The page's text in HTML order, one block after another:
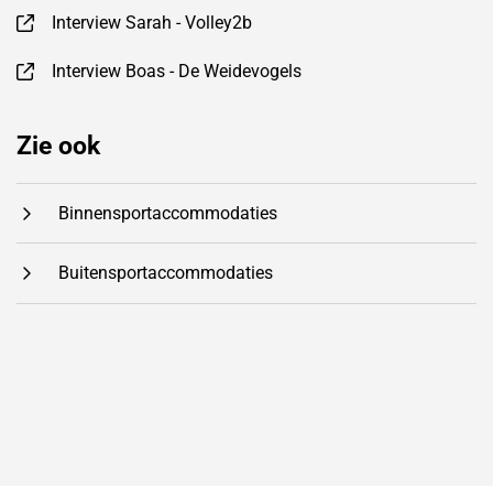
Interview Sarah - Volley2b
, opent in nieuw tabblad
Interview Boas - De Weidevogels
, opent in nieuw tabblad
Zie ook
Binnensportaccommodaties
Buitensportaccommodaties